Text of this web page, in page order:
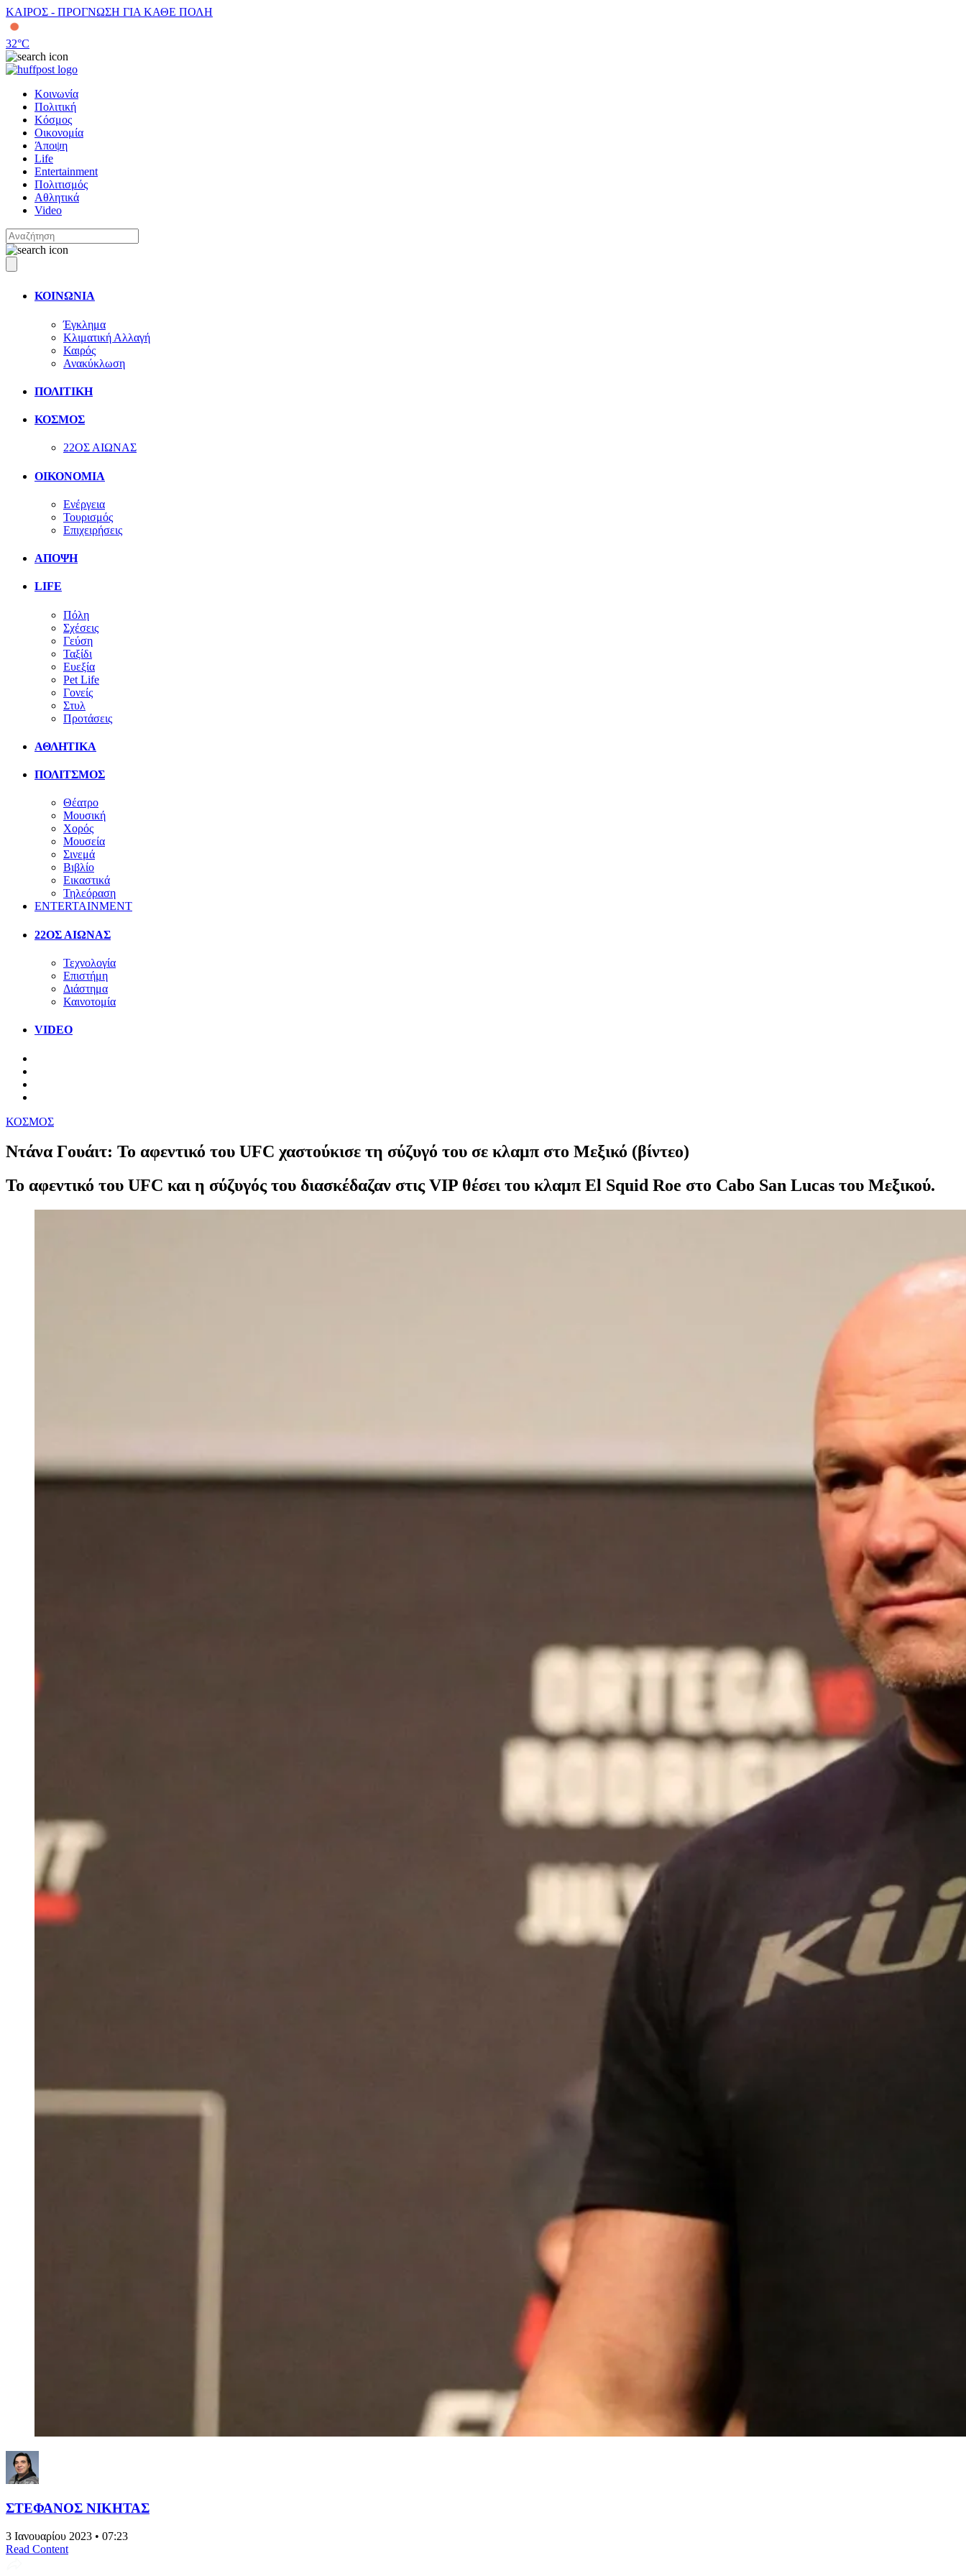
ΚΑΙΡΟΣ - ΠΡΟΓΝΩΣΗ ΓΙΑ ΚΑΘΕ ΠΟΛΗ
32°C
Κοινωνία
Πολιτική
Κόσμος
Οικονομία
Άποψη
Life
Entertainment
Πολιτισμός
Αθλητικά
Video
ΚΟΙΝΩΝΙΑ
Έγκλημα
Κλιματική Αλλαγή
Καιρός
Ανακύκλωση
ΠΟΛΙΤΙΚΗ
ΚΟΣΜΟΣ
22ΟΣ ΑΙΩΝΑΣ
ΟΙΚΟΝΟΜΙΑ
Ενέργεια
Τουρισμός
Επιχειρήσεις
ΑΠΟΨΗ
LIFE
Πόλη
Σχέσεις
Γεύση
Ταξίδι
Ευεξία
Pet Life
Γονείς
Στυλ
Προτάσεις
ΑΘΛΗΤΙΚΑ
ΠΟΛΙΤΣΜΟΣ
Θέατρο
Μουσική
Χορός
Μουσεία
Σινεμά
Βιβλίο
Εικαστικά
Τηλεόραση
ENTERTAINMENT
22ΟΣ ΑΙΩΝΑΣ
Τεχνολογία
Επιστήμη
Διάστημα
Καινοτομία
VIDEO
ΚΟΣΜΟΣ
Ντάνα Γουάιτ: Το αφεντικό του UFC χαστούκισε τη σύζυγό του σε κλαμπ στο Μεξικό (βίντεο)
Το αφεντικό του UFC και η σύζυγός του διασκέδαζαν στις VIP θέσει του κλαμπ El Squid Roe στο Cabo San Lucas του Μεξικού.
ΣΤΕΦΑΝΟΣ ΝΙΚΗΤΑΣ
3 Ιανουαρίου 2023 • 07:23
Read Content